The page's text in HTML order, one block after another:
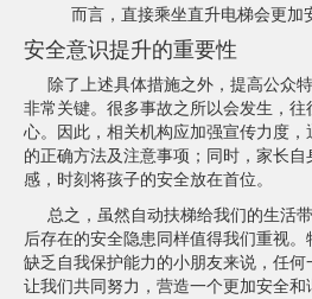
而言，直接乘坐直升电梯会更加
安全意识提升的重要性
除了上述具体措施之外，提高公众
非常关键。很多事故之所以会发生，
心。因此，相关机构应加强宣传力度
的正确方法及注意事项；同时，家长
感，时刻将孩子的安全放在首位。
总之，虽然自动扶梯给我们的生活
后存在的安全隐患同样值得我们重视
缺乏自我保护能力的小朋友来说，任何
让我们共同努力，营造一个更加安全和